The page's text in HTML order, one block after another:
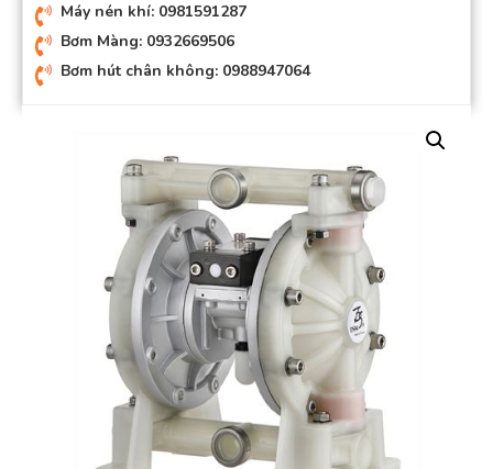
Máy nén khí: 0981591287
Bơm Màng: 0932669506
Bơm hút chân không: 0988947064